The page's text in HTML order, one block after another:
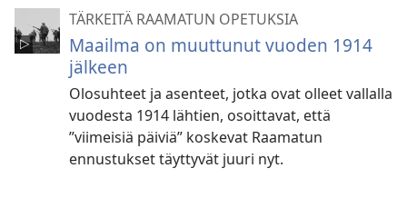
TÄRKEITÄ RAAMATUN OPETUKSIA
Maailma on muuttunut vuoden 1914
jälkeen
Olosuhteet ja asenteet, jotka ovat olleet vallalla
vuodesta 1914 lähtien, osoittavat, että
”viimeisiä päiviä” koskevat Raamatun
ennustukset täyttyvät juuri nyt.